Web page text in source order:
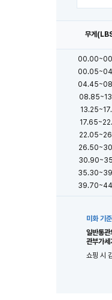
무게
미화 기
일반통
관부가세
쇼핑 시